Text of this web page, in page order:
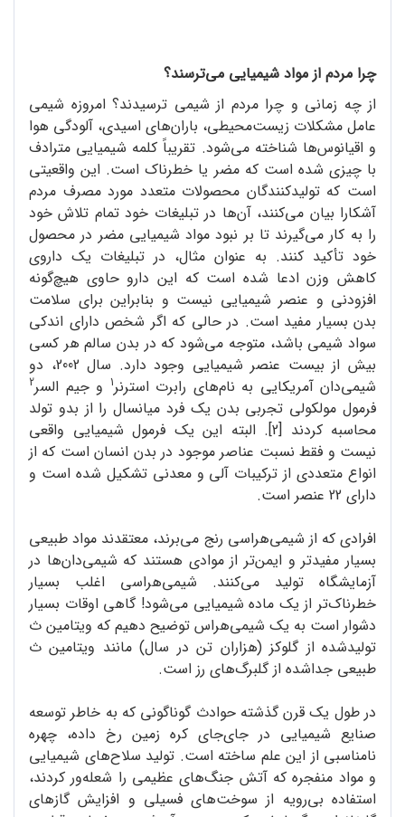
چرا مردم از مواد شیمیایی می‌ترسند؟
از چه زمانی و چرا مردم از شیمی ترسیدند؟ امروزه شیمی
عامل مشکلات زیست‌محیطی، باران‌های اسیدی، آلودگی هوا
و اقیانوس‌ها شناخته می‌شود. تقریباً کلمه شیمیایی مترادف
با چیزی شده است که مضر یا خطرناک است. این واقعیتی
است که تولید‌کنندگان محصولات متعدد مورد مصرف مردم
آشکارا بیان می‌کنند، آن‌ها در تبلیغات خود تمام تلاش خود
را به کار می‌گیرند تا بر نبود مواد شیمیایی مضر در محصول
خود تأکید کنند. به عنوان مثال، در تبلیغات یک داروی
کاهش وزن ادعا شده است که این دارو حاوی هیچ‌گونه
افزودنی و عنصر شیمیایی نیست و بنابراین برای سلامت
بدن بسیار مفید است. در حالی که اگر شخص دارای اندکی
سواد شیمی باشد، متوجه می‌شود که در بدن سالم هر کسی
بیش از بیست عنصر شیمیایی وجود دارد. سال 2002، دو
شیمی‌دان آمریکایی به نام‌های رابرت استرنر1 و جیم السر2
فرمول مولکولی تجربی بدن یک فرد میانسال را از بدو تولد
محاسبه کردند [2]. البته این یک فرمول شیمیایی واقعی
نیست و فقط نسبت عناصر موجود در بدن انسان است که از
انواع متعددی از ترکیبات آلی و معدنی تشکیل شده است و
دارای 22 عنصر است.
افرادی که از شیمی‌هراسی رنج می‌برند، معتقدند مواد طبیعی
بسیار مفیدتر و ایمن‌تر از موادی هستند که شیمی‌دان‌ها در
آزمایشگاه تولید می‌کنند. شیمی‌هراسی اغلب بسیار
خطرناک‌تر از یک ماده شیمیایی می‌شود! گاهی اوقات بسیار
دشوار است به یک شیمی‌هراس توضیح دهیم که ویتامین ث
تولیدشده از گلوکز (هزاران تن در سال) مانند ویتامین ث
طبیعی جداشده از گلبرگ‌های رز است.
در طول یک قرن گذشته حوادث گوناگونی که به خاطر توسعه
صنایع شیمیایی در جای‌جای کره زمین رخ داده، چهره
نامناسبی از این علم ساخته است. تولید سلاح‌های شیمیایی
و مواد منفجره که آتش جنگ‌های عظیمی را شعله‌ور کردند،
استفاده بی‌رویه از سوخت‌های فسیلی و افزایش گازهای